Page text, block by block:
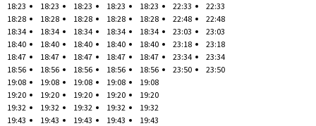
18:23
18:28
18:34
18:40
18:47
18:56
19:08
19:20
19:32
19:43
18:23
18:28
18:34
18:40
18:47
18:56
19:08
19:20
19:32
19:43
18:23
18:28
18:34
18:40
18:47
18:56
19:08
19:20
19:32
19:43
18:23
18:28
18:34
18:40
18:47
18:56
19:08
19:20
19:32
19:43
18:23
18:28
18:34
18:40
18:47
18:56
19:08
19:20
19:32
19:43
22:33
22:48
23:03
23:18
23:34
23:50
22:33
22:48
23:03
23:18
23:34
23:50